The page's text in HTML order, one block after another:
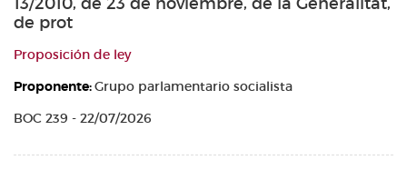
de prot
Proposición de ley
Proponente:Grupo parlamentario socialista
BOC 239 - 22/07/2026